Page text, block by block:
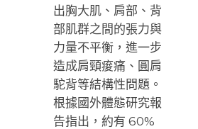
出胸大肌、肩部、背
部肌群之間的張力與
力量不平衡，進一步
造成肩頸痠痛、圓肩
駝背等結構性問題。
根據國外體態研究報
告指出，約有 60%